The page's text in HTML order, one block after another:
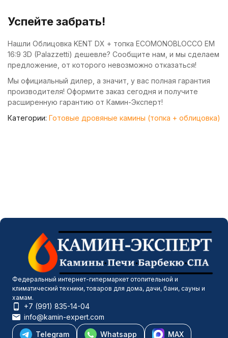
Успейте забрать!
Нашли Облицовка KENT DX + топка ECOMONOBLOCCO EM
16:9 3D (Palazzetti) дешевле? Сообщите нам, и мы сделаем
предложение, от которого невозможно отказаться!
Мы официальный дилер, а значит, у вас полная гарантия
производителя! Оформите заказ сегодня и получите
расширенную гарантию от Камин-Эксперт!
Категории: Готовые дровяные камины (топка + облицовка)
Федеральный интернет-гипермаркет отопительной и
климатический техники, товаров для дома, дачи, бани, сауны и
хамам.
+7 (991) 835-14-04
info@kamin-expert.com
Telegram
Whatsapp MAX